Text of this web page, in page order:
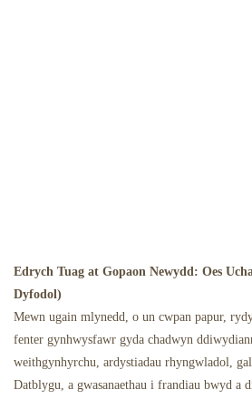
Edrych Tuag at Gopaon Newydd: Oes
Dyfodol)
Mewn ugain mlynedd, o un cwpan papur,
fenter gynhwysfawr gyda chadwyn
weithgynhyrchu, ardystiadau rhyngwladol,
Datblygu, a gwasanaethau i frandiau bwyd a